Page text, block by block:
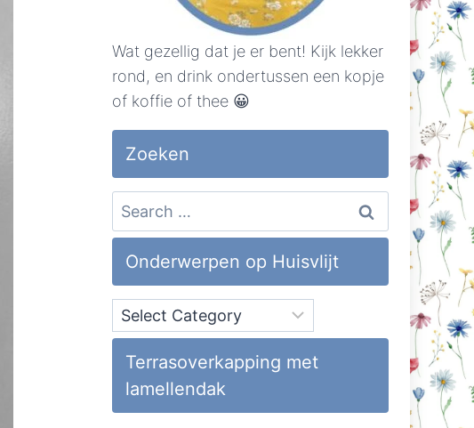
Wat gezellig dat je er bent! Kijk lekker
rond, en drink ondertussen een kopje
of koffie of thee 😀
Zoeken
Search
for:
Onderwerpen op Huisvlijt
Onderwerpen
op
Huisvlijt
Terrasoverkapping met
lamellendak